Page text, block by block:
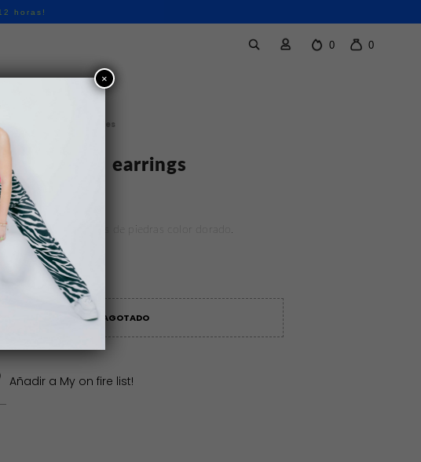
horas!
0 0
Aretes
J00073
gold party earrings
S/
con aplicaciones de piedras color dorado.
1 par
AGOTADO
Añadir a My on fire list!
J00073
×